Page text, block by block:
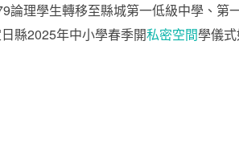
論理學生轉移至縣城第一低級中學、
縣2025年中小學春季開私密空間學儀式